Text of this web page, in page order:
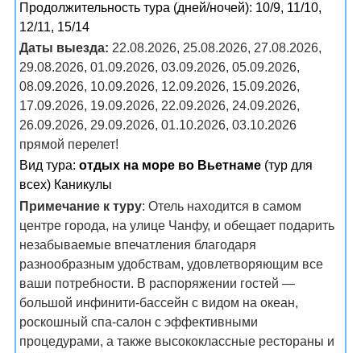
Продолжительность тура (дней/ночей): 10/9, 11/10,
12/11, 15/14
Даты выезда: 22.08.2026, 25.08.2026, 27.08.2026,
29.08.2026, 01.09.2026, 03.09.2026, 05.09.2026,
08.09.2026, 10.09.2026, 12.09.2026, 15.09.2026,
17.09.2026, 19.09.2026, 22.09.2026, 24.09.2026,
26.09.2026, 29.09.2026, 01.10.2026, 03.10.2026
прямой перелет!
Вид тура: отдых на море во Вьетнаме (тур для
всех) Каникулы
Примечание к туру: Отель находится в самом
центре города, на улице Чанфу, и обещает подарить
незабываемые впечатления благодаря
разнообразным удобствам, удовлетворяющим все
ваши потребности. В распоряжении гостей —
большой инфинити-бассейн с видом на океан,
роскошный спа-салон с эффективными
процедурами, а также высококлассные рестораны и